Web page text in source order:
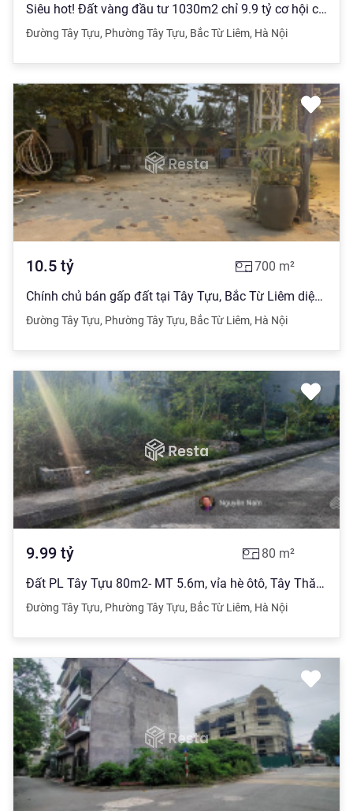
Siêu hot! Đất vàng đầu tư 1030m2 chỉ 9.9 tỷ cơ hội có 1 - 0 - 2
Đường Tây Tựu, Phường Tây Tựu, Bắc Từ Liêm, Hà Nội
10.5 tỷ 700 m²
Chính chủ bán gấp đất tại Tây Tựu, Bắc Từ Liêm diện tích 700m2 giá đầu tư
Đường Tây Tựu, Phường Tây Tựu, Bắc Từ Liêm, Hà Nội
9.99 tỷ 80 m²
Đất PL Tây Tựu 80m2- MT 5.6m, vỉa hè ôtô, Tây Thăng Long, giá 9 tỷ99
Đường Tây Tựu, Phường Tây Tựu, Bắc Từ Liêm, Hà Nội